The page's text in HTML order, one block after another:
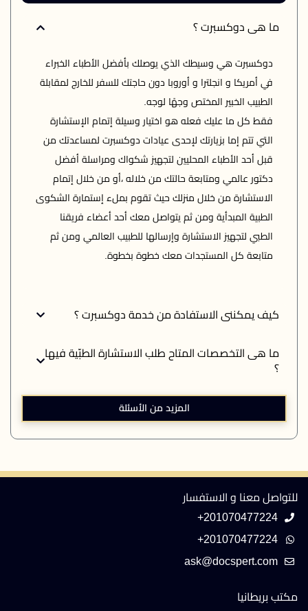
ما هى دوكسبرت ؟
متابعة كل المستجدات معك خطوة بخطوة.
كيف يمكننى الاستفادة من خدمة دوكسبرت ؟
ما هى التخصصات المتاح طلب الاستشارة الطبّية فيها
؟
المزيد من الأسئلة
للتواصل معنا و الاستفسار
+201070477224
+201070477224
مكتب بريطانيا